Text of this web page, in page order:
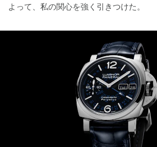
よって、私の関心を強く引きつけた。